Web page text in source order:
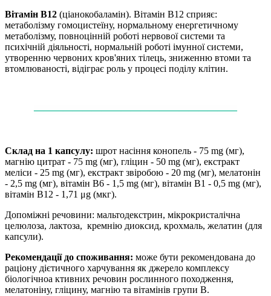
Вітамін В12 (ціанокобаламін). Вітамін В12 сприяє:
метаболізму гомоцистеїну, нормальному енергетичному
метаболізму, повноцінній роботі нервової системи та
психічній діяльності, нормальній роботі імунної системи,
утворенню червоних кров'яних тілець, зниженню втоми та
втомлюваності, відіграє роль у процесі поділу клітин.
—————————————————————
Склад на 1 капсулу: шрот насіння конопель - 75 mg (мг),
магнію цитрат - 75 mg (мг), гліцин - 50 mg (мг), екстракт
меліси - 25 mg (мг), екстракт звіробою - 20 mg (мг), мелатонін
- 2,5 mg (мг), вітамін В6 - 1,5 mg (мг), вітамін В1 - 0,5 mg (мг),
вітамін В12 - 1,71 μg (мкг).
Допоміжні речовини: мальтодекстрин, мікрокристалічна
целюлоза, лактоза, кремнію диоксид, крохмаль, желатин (для
капсули).
Рекомендації до споживання: може бути рекомендована до
раціону дієтичного харчування як джерело комплексу
біологічноа ктивних речовин рослинного походження,
мелатоніну, гліцину, магнію та вітамінів групи В.